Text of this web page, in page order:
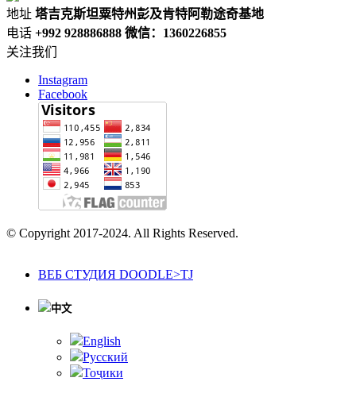
地址 塔吉克斯坦粟特州彭及肯特阿勒途奇基地
电话 +992 928886888 微信：1360226855
关注我们
Instagram
Facebook
© Copyright 2017-2024. All Rights Reserved.
ВЕБ СТУДИЯ DOODLE>TJ
中文
English
Русский
Тоҷики